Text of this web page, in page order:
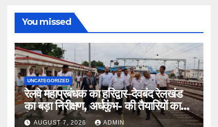
You missed
UNCATEGORIZED
रेलवे महाप्रबंधक का हरिद्वार–देवबंद रेलखंड
का बड़ा निरीक्षण, अर्धकुंभ- की तैयारियों का
लिया जायजा
AUGUST 7, 2026 ADMIN